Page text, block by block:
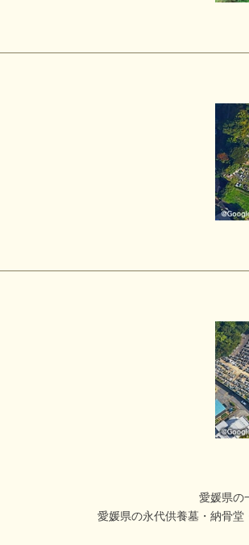
愛媛県の
愛媛県の永代供養墓・納骨堂